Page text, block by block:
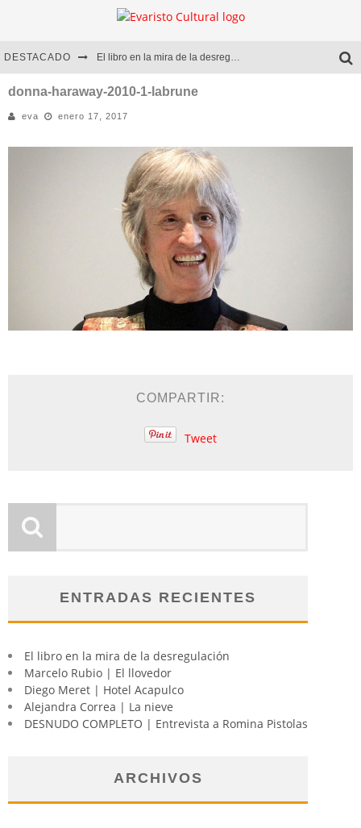
DESTACADO El libro en la mira de la desregulación
Marcelo Rubio | El llovedor
Diego Meret | Hotel Acapulco
Alejandra Correa | La nieve
donna-haraway-2010-1-labrune
eva enero 17, 2017
COMPARTIR:
Tweet
ENTRADAS RECIENTES
El libro en la mira de la desregulación
Marcelo Rubio | El llovedor
Diego Meret | Hotel Acapulco
Alejandra Correa | La nieve
DESNUDO COMPLETO | Entrevista a Romina Pistolas
ARCHIVOS